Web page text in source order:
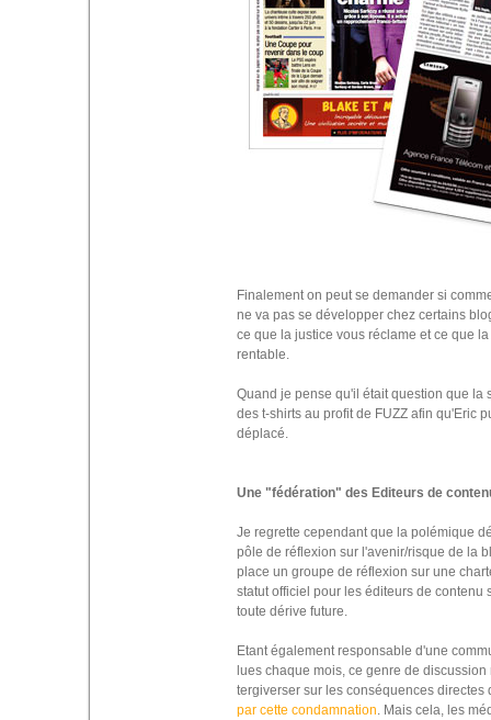
Finalement on peut se demander si
ne va pas se développer chez certains
ce que la justice vous réclame et ce que
rentable.
Quand je pense qu'il était question que
des t-shirts au profit de FUZZ afin qu'Eric
déplacé.
Une "fédération" des Editeurs de
Je regrette cependant que la polémique
pôle de réflexion sur l'avenir/risque de la
place un groupe de réflexion sur une
statut officiel pour les éditeurs de
toute dérive future.
Etant également responsable d'une
lues chaque mois, ce genre de
tergiverser sur les conséquences directes
par cette condamnation. Mais cela, les